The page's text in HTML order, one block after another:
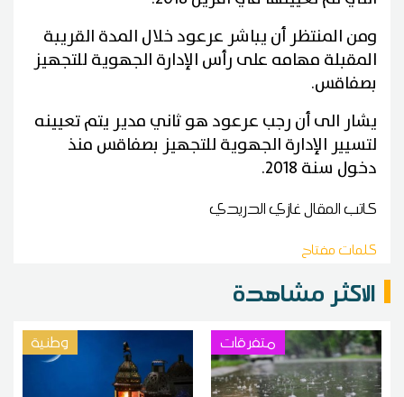
ومن المنتظر أن يباشر عرعود خلال المدة القريبة
المقبلة مهامه على رأس الإدارة الجهوية للتجهيز
بصفاقس.
يشار الى أن رجب عرعود هو ثاني مدير يتم تعيينه
لتسيير الإدارة الجهوية للتجهيز بصفاقس منذ
دخول سنة 2018.
كاتب المقالغازي الدريدي
كلمات مفتاح
الاكثر مشاهدة
متفرقات وطنية